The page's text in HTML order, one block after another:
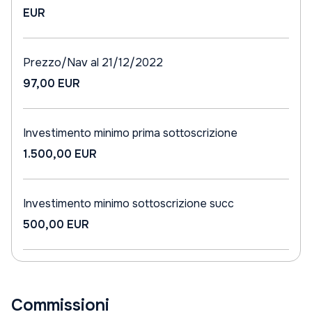
EUR
Prezzo/Nav al 21/12/2022
97,00 EUR
Investimento minimo prima sottoscrizione
1.500,00 EUR
Investimento minimo sottoscrizione succ
500,00 EUR
Commissioni